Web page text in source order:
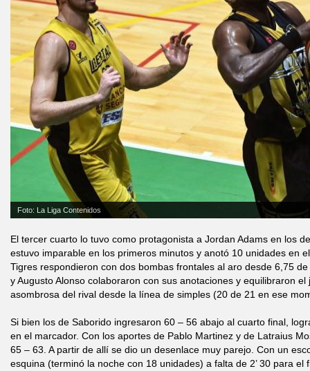
Foto: La Liga Contenidos
El tercer cuarto lo tuvo como protagonista a Jordan Adams en los
estuvo imparable en los primeros minutos y anotó 10 unidades en
Tigres respondieron con dos bombas frontales al aro desde 6,75
y Augusto Alonso colaboraron con sus anotaciones y equilibraron
asombrosa del rival desde la línea de simples (20 de 21 en ese
Si bien los de Saborido ingresaron 60 – 56 abajo al cuarto final,
en el marcador. Con los aportes de Pablo Martinez y de Latraius
65 – 63. A partir de allí se dio un desenlace muy parejo. Con un
esquina (terminó la noche con 18 unidades) a falta de 2’ 30 para